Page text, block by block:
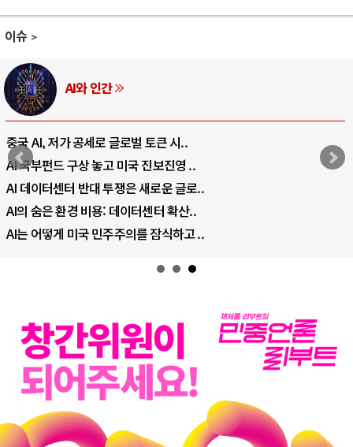
이슈
AI와 인간
중국 AI, 저가 공세로 글로벌 토큰 시..
AI 국부펀드 구상 놓고 미국 진보진영 ..
AI 데이터센터 반대 투쟁은 새로운 글로..
AI의 숨은 환경 비용: 데이터센터 확산..
AI는 어떻게 미국 민주주의를 잠식하고 ..